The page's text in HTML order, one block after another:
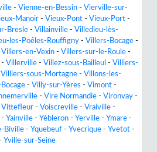
- Vienne-en-Bessin - Vierville-sur-
Manoir - Vieux-Pont - Vieux-Port -
Bresle - Villainville - Villedieu-lès-
les-Poêles-Rouffigny - Villers-Bocage -
Villers-en-Vexin - Villers-sur-le-Roule -
- Villerville - Villez-sous-Bailleul - Villiers-
Villiers-sous-Mortagne - Villons-les-
- Villy-sur-Yères - Vimont -
- Vire Normandie - Vironvay -
Vittefleur - Voiscreville - Vraiville -
- Yainville - Yébleron - Yerville - Ymare -
Biville - Yquebeuf - Yvecrique - Yvetot -
Yville-sur-Seine